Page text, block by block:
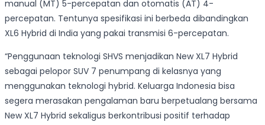
manual (MT) 5-percepatan dan otomatis (AT) 4-
percepatan. Tentunya spesifikasi ini berbeda dibandingkan
XL6 Hybrid di India yang pakai transmisi 6-percepatan.
“Penggunaan teknologi SHVS menjadikan New XL7 Hybrid
sebagai pelopor SUV 7 penumpang di kelasnya yang
menggunakan teknologi hybrid. Keluarga Indonesia bisa
segera merasakan pengalaman baru berpetualang bersama
New XL7 Hybrid sekaligus berkontribusi positif terhadap